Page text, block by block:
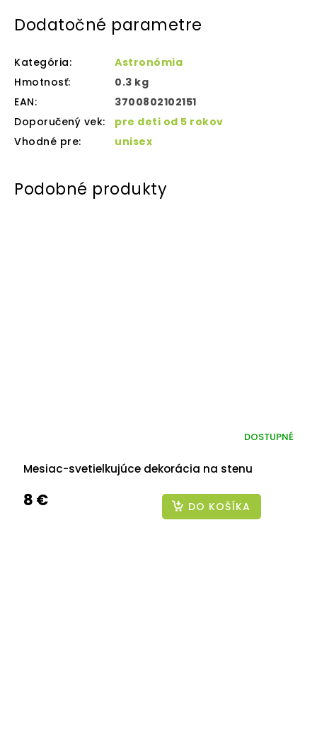
Dodatočné parametre
Kategória:
Astronómia
Hmotnosť:
0.3 kg
EAN:
3700802102151
Doporučený vek:
pre deti od 5 rokov
Vhodné pre: unisex
Mesiac-svetielkujúce dekorácia na stenu
DOSTUPNÉ
8 € DO KOŠÍKA